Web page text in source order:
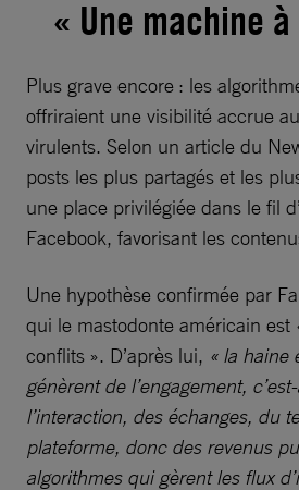
« Une machine
Plus grave encore : les
offriraient une visibilité accrue
virulents. Selon un article du
posts les plus partagés et les
une place privilégiée dans le fil
Facebook, favorisant les
Une hypothèse confirmée par
qui le mastodonte américain est
conflits ». D’après lui, « la haine
génèrent de l’engagement,
l’interaction, des échanges, du
plateforme, donc des revenus
algorithmes qui gèrent les flux